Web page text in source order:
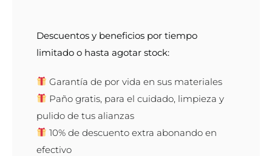
Descuentos y beneficios por tiempo
limitado o hasta agotar stock:
Garantía de por vida en sus materiales
Paño gratis, para el cuidado, limpieza y
pulido de tus alianzas
10% de descuento extra abonando en
efectivo